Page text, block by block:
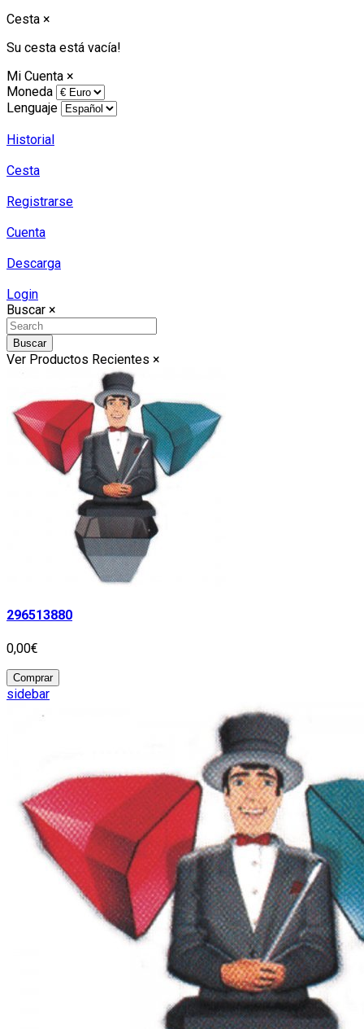
Cesta ×
Su cesta está vacía!
Mi Cuenta ×
Moneda
Lenguaje
Historial
Cesta
Registrarse
Cuenta
Descarga
Login
Buscar ×
Buscar
Ver Productos Recientes ×
296513880
0,00€
Comprar
sidebar